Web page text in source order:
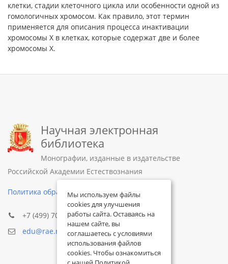
клетки, стадии клеточного цикла или особенности одной из
гомологичных хромосом. Как правило, этот термин
применяется для описания процесса инактивации
хромосомы Х в клетках, которые содержат две и более
хромосомы Х.
Научная электронная
библиотека
Монографии, изданные в издательстве
Российской Академии Естествознания
Политика обработки персональных данных
+7 (499) 705-72-30
edu@rae.ru
Мы используем файлы
cookies для улучшения
работы сайта. Оставаясь на
нашем сайте, вы
соглашаетесь с условиями
использования файлов
cookies. Чтобы ознакомиться